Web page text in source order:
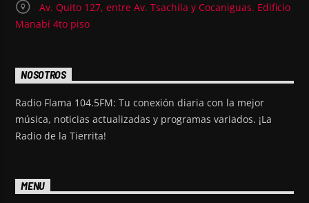
Av. Quito 127, entre Av. Tsachila y Cocaniguas. Edificio
Manabí 4to piso
NOSOTROS
Radio Flama 104.5FM: Tu conexión diaria con la mejor
música, noticias actualizadas y programas variados. ¡La
Radio de la Tierrita!
MENU